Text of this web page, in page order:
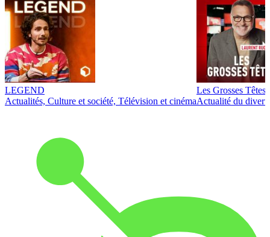
LEGEND
Actualités, Culture et société, Télévision et cinéma
Les Grosses Têtes
Actualité du